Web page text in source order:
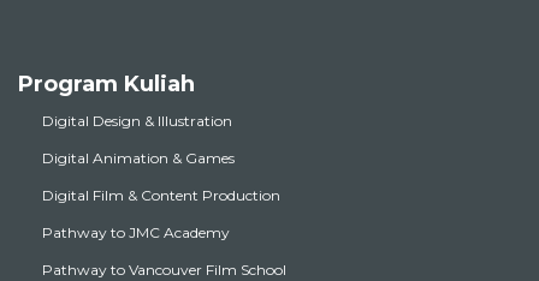
Program Kuliah
Digital Design & Illustration
Digital Animation & Games
Digital Film & Content Production
Pathway to JMC Academy
Pathway to Vancouver Film School